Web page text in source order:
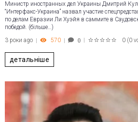
Министр иностранных дел Украины Дмитрий
“Интерфакс-Украина” назвал участие
по делам Евразии Ли Хуэйя в саммите в
победой. (більше…)
3 роки ago
570 0 0 (0
детальніше